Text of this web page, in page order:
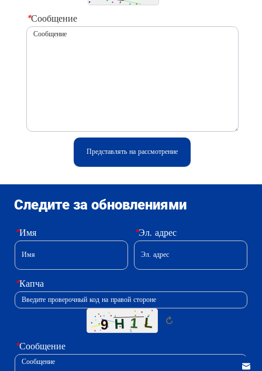
*Сообщение
Представлять на рассмотрение
Следите за обновлениями
*Имя *Эл. адрес
*Капча
↻
*Сообщение